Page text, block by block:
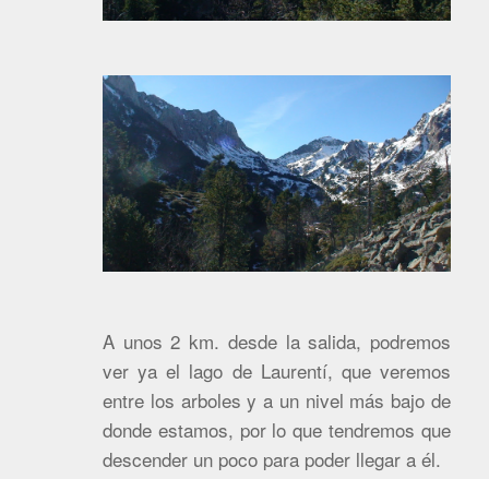
A unos 2 km. desde la salida, podremos
ver ya el lago de Laurentí, que veremos
entre los arboles y a un nivel más bajo de
donde estamos, por lo que tendremos que
descender un poco para poder llegar a él.